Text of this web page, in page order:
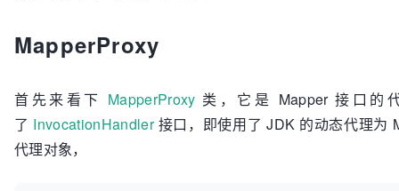
MapperProxy
首先来看下 MapperProxy 类，它是 Mapper 接口的
了 InvocationHandler接口，即使用了 JDK 的动态代理为
代理对象，